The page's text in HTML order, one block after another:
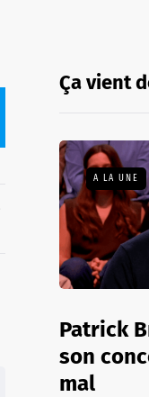
Ça vient
A LA UNE
Patrick
son
mal